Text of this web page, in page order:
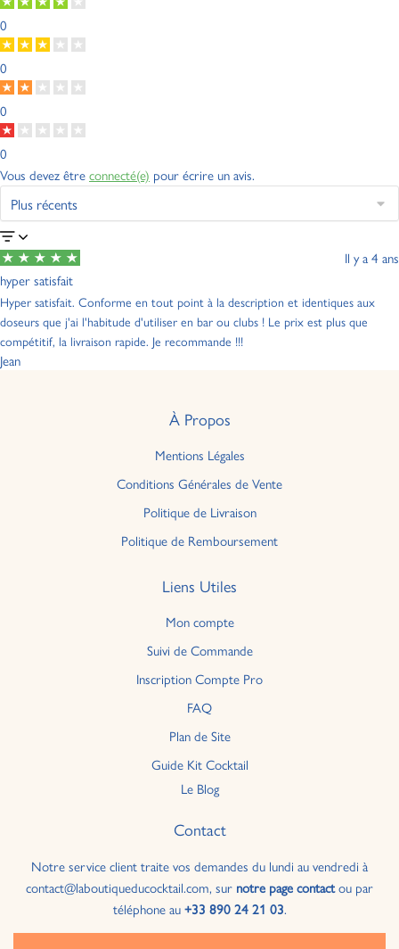
0
0
0
0
Vous devez êtreconnecté(e) pour écrire un avis.
Il y a 4 ans
hyper satisfait
Hyper satisfait. Conforme en tout point à la description et identiques aux
doseurs que j'ai l'habitude d'utiliser en bar ou clubs ! Le prix est plus que
compétitif, la livraison rapide. Je recommande !!!
Jean
À Propos
Mentions Légales
Conditions Générales de Vente
Politique de Livraison
Politique de Remboursement
Liens Utiles
Mon compte
Suivi de Commande
Inscription Compte Pro
FAQ
Plan de Site
Guide Kit Cocktail
Le Blog
Contact
Notre service client traite vos demandes du lundi au vendredi à
contact@laboutiqueducocktail.com, sur notre page contactou par
téléphone au+33 890 24 21 03.